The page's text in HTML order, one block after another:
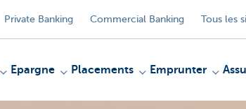
Private Banking Commercial Banking Tous les
Epargne Placements Emprunter